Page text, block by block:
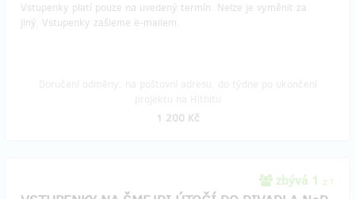
Vstupenky platí pouze na uvedený termín. Nelze je vyměnit za
jiný. Vstupenky zašleme e-mailem.
1 200 Kč
zbývá 1 z 1